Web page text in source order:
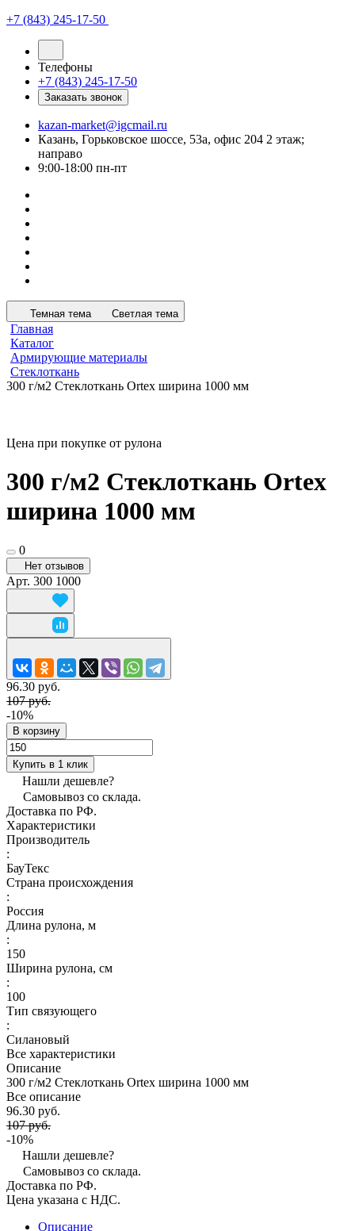
+7 (843) 245-17-50
Телефоны
+7 (843) 245-17-50
Заказать звонок
kazan-market@igcmail.ru
Казань, ​Горьковское шоссе, 53а, офис 204 2 этаж;
направо
9:00-18:00 пн-пт
Темная тема Светлая тема
Главная
Каталог
Армирующие материалы
Стеклоткань
300 г/м2 Стеклоткань Ortex ширина 1000 мм
Цена при покупке от рулона
300 г/м2 Стеклоткань Ortex
ширина 1000 мм
0
Нет отзывов
Арт. 300 1000
96.30 руб.
107 руб.
-10%
В корзину
Купить в 1 клик
Нашли дешевле?
Самовывоз со склада.
Доставка по РФ.
Характеристики
Производитель
:
БауТекс
Страна происхождения
:
Россия
Длина рулона, м
:
150
Ширина рулона, см
:
100
Тип связующего
:
Силановый
Все характеристики
Описание
300 г/м2 Стеклоткань Ortex ширина 1000 мм
Все описание
96.30 руб.
107 руб.
-10%
Нашли дешевле?
Самовывоз со склада.
Доставка по РФ.
Цена указана с НДС.
Описание